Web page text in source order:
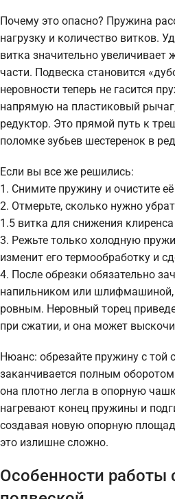
Почему это опасно? Пружина
нагрузку и количество витков.
витка значительно увеличивает
части. Подвеска становится
неровности теперь не гасится
напрямую на пластиковый
редуктор. Это прямой путь к
поломке зубьев шестеренок в
Если вы все же решились:
1. Снимите пружину и очистите её
2. Отмерьте, сколько нужно
1.5 витка для снижения
3. Режьте только холодную
изменит его термообработку и
4. После обрезки обязательно
напильником или
ровным. Неровный торец
при сжатии, и она может
Нюанс: обрезайте пружину с той
заканчивается полным
она плотно легла в опорную
нагревают конец пружины и
создавая новую опорную
это излишне сложно.
Особенности работы